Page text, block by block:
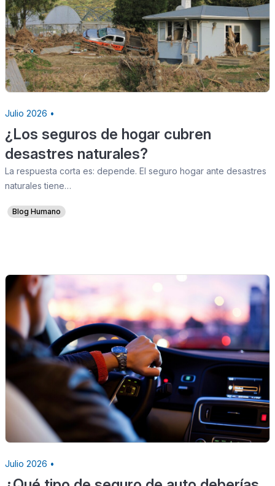
Julio 2026 •
¿Los seguros de hogar cubren
desastres naturales?
La respuesta corta es: depende. El seguro hogar ante desastres
naturales tiene…
Blog Humano
Julio 2026 •